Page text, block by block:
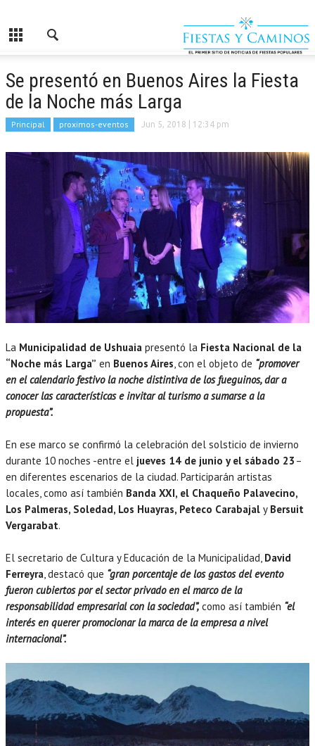
Se presentó en Buenos Aires la Fiesta
de la Noche más Larga
Principal proximos-eventos Jun 5, 2018 | 12:34 pm
La Municipalidad de Ushuaia presentó la Fiesta Nacional de la
“Noche más Larga” en Buenos Aires, con el objeto de “promover
en el calendario festivo la noche distintiva de los fueguinos, dar a
conocer las características e invitar al turismo a sumarse a la
propuesta”.
En ese marco se confirmó la celebración del solsticio de invierno
durante 10 noches -entre el jueves 14 de junio y el sábado 23 –
en diferentes escenarios de la ciudad. Participarán artistas
locales, como así también Banda XXI, el Chaqueño Palavecino,
Los Palmeras, Soledad, Los Huayras, Peteco Carabajal y Bersuit
Vergarabat.
El secretario de Cultura y Educación de la Municipalidad, David
Ferreyra, destacó que “gran porcentaje de los gastos del evento
fueron cubiertos por el sector privado en el marco de la
responsabilidad empresarial con la sociedad”, como así también “el
interés en querer promocionar la marca de la empresa a nivel
internacional”.